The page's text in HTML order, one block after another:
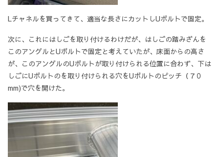
Lチャネルを買ってきて、適当な長さにカットしUボルトで固定。
次に、これにはしごを取り付けるわけだが、はしごの踏みざんを
このアングルとUボルトで固定と考えていたが、床面からの高さ
が、このアングルのUボルトが取り付けられる位置に合わず、下は
しごにUボルトのを取り付けられる穴をUボルトのピッチ（７０
mm)で穴を開けた。